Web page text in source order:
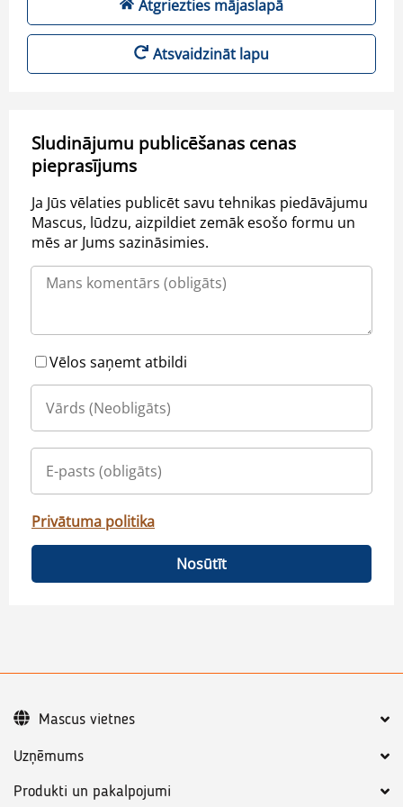
Atgriezties mājaslapā
Atsvaidzināt lapu
Sludinājumu publicēšanas cenas
pieprasījums
Ja Jūs vēlaties publicēt savu tehnikas piedāvājumu
Mascus, lūdzu, aizpildiet zemāk esošo formu un
mēs ar Jums sazināsimies.
Vēlos saņemt atbildi
Privātuma politika
Nosūtīt
Uzņēmums
Produkti un pakalpojumi
Mascus vietnes